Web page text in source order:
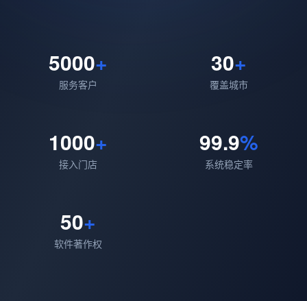
5000+
服务客户
30+
覆盖城市
1000+
接入门店
99.9%
系统稳定率
50+
软件著作权